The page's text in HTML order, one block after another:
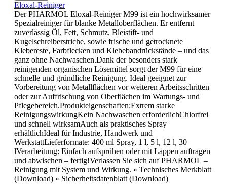
Eloxal-Reiniger
Der PHARMOL Eloxal-Reiniger M99 ist ein hochwirksamer
Spezialreiniger für blanke Metalloberflächen. Er entfernt
zuverlässig Öl, Fett, Schmutz, Bleistift- und
Kugelschreiberstriche, sowie frische und getrocknete
Klebereste, Farbflecken und Klebebandrückstände – und das
ganz ohne Nachwaschen.Dank der besonders stark
reinigenden organischen Lösemittel sorgt der M99 für eine
schnelle und gründliche Reinigung. Ideal geeignet zur
Vorbereitung von Metallflächen vor weiteren Arbeitsschritten
oder zur Auffrischung von Oberflächen im Wartungs- und
Pflegebereich.Produkteigenschaften:Extrem starke
ReinigungswirkungKein Nachwaschen erforderlichChlorfrei
und schnell wirksamAuch als praktisches Spray
erhältlichIdeal für Industrie, Handwerk und
WerkstattLieferformate: 400 ml Spray, 1 l, 5 l, 12 l, 30
lVerarbeitung: Einfach aufsprühen oder mit Lappen auftragen
und abwischen – fertig!Verlassen Sie sich auf PHARMOL –
Reinigung mit System und Wirkung. » Technisches Merkblatt
(Download) » Sicherheitsdatenblatt (Download)